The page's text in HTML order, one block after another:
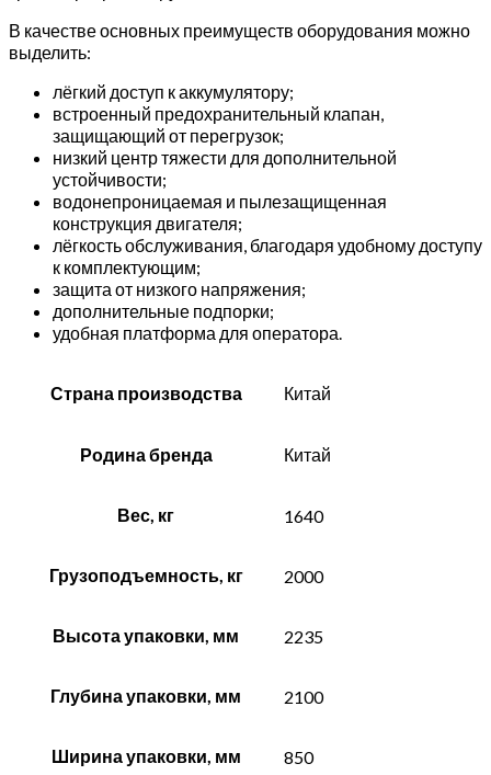
В качестве основных преимуществ оборудования можно
выделить:
лёгкий доступ к аккумулятору;
встроенный предохранительный клапан,
защищающий от перегрузок;
низкий центр тяжести для дополнительной
устойчивости;
водонепроницаемая и пылезащищенная
конструкция двигателя;
лёгкость обслуживания, благодаря удобному доступу
к комплектующим;
защита от низкого напряжения;
дополнительные подпорки;
удобная платформа для оператора.
Страна производства Китай
Родина бренда Китай
Вес, кг 1640
Грузоподъемность, кг 2000
Высота упаковки, мм 2235
Глубина упаковки, мм 2100
Ширина упаковки, мм 850